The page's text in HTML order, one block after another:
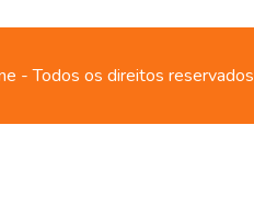
- Todos os direitos reservados